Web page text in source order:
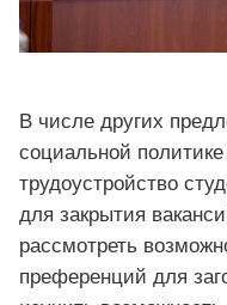
В числе других
социальной
трудоустройство
для закрытия
рассмотреть
преференций для